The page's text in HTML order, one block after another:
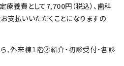
療養費として7,700円（税込）、歯科
支払いいただくことになりますの
、外来棟1階②紹介・初診受付・各診